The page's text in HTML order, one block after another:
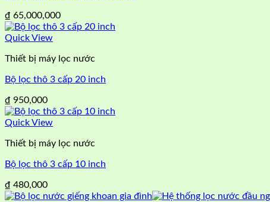
₫ 65,000,000
Quick View
Thiết bị máy lọc nước
Bộ lọc thô 3 cấp 20 inch
₫ 950,000
Quick View
Thiết bị máy lọc nước
Bộ lọc thô 3 cấp 10 inch
₫ 480,000